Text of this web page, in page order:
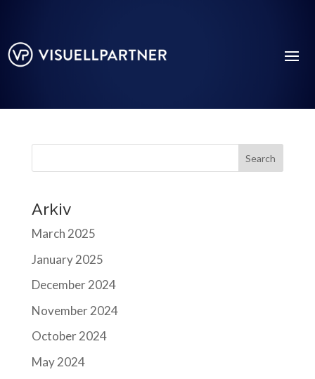
Search
Arkiv
March 2025
January 2025
December 2024
November 2024
October 2024
May 2024